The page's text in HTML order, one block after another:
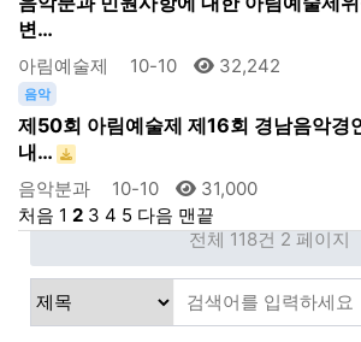
변…
아림예술제 10-10 32,242
음악
제50회 아림예술제 제16회 경남음악경
내…
음악분과 10-10
31,000
처음 1 2 3 4 5 다음 맨끝
전체 118건 2 페이지